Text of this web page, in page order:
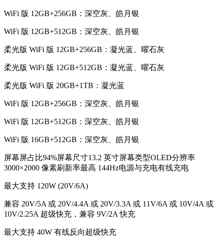
WiFi 版 12GB+256GB：深空灰、皓月银
WiFi 版 12GB+512GB：深空灰、皓月银
柔光版 WiFi 版 12GB+256GB：凝光蓝、曜石灰
柔光版 WiFi 版 12GB+512GB：凝光蓝、曜石灰
柔光版 WiFi 版 20GB+1TB：凝光蓝
WiFi 版 12GB+256GB：深空灰、皓月银
WiFi 版 12GB+512GB：深空灰、皓月银
WiFi 版 16GB+512GB：深空灰、皓月银
屏幕屏占比94%屏幕尺寸13.2 英寸屏幕类型OLED分辨率
3000×2000 像素刷新率最高 144Hz电源与充电有线充电
最大支持 120W (20V/6A)
兼容 20V/5A 或 20V/4.4A 或 20V/3.3A 或 11V/6A 或 10V/4A 或
10V/2.25A 超级快充，兼容 9V/2A 快充
最大支持 40W 有线反向超级快充